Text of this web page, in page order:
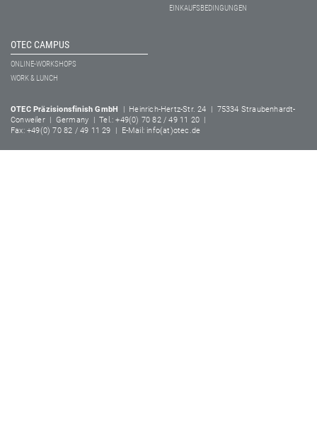
EINKAUFSBEDINGUNGEN
OTEC CAMPUS
ONLINE-WORKSHOPS
WORK & LUNCH
OTEC Präzisionsfinish GmbH
| Heinrich-Hertz-Str. 24 | 75334 Straubenhardt-
Conweiler | Germany | Tel.: +49(0) 70 82 / 49 11 20 |
Fax: +49(0) 70 82 / 49 11 29 | E-Mail: info(at)otec.de